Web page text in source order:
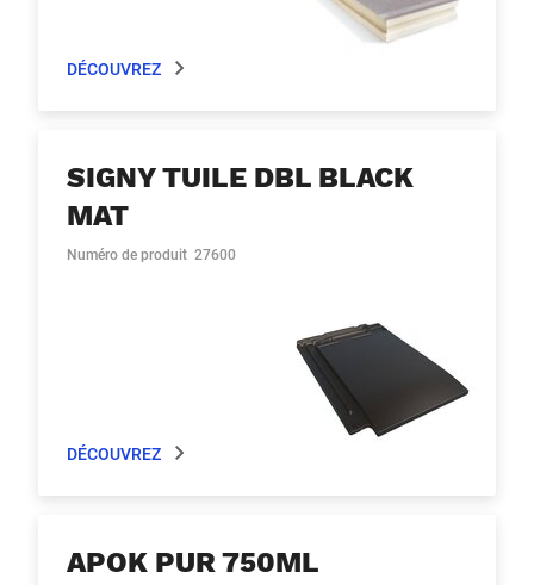
DÉCOUVREZ
SIGNY TUILE DBL BLACK
MAT
Numéro de produit 27600
DÉCOUVREZ
APOK PUR 750ML